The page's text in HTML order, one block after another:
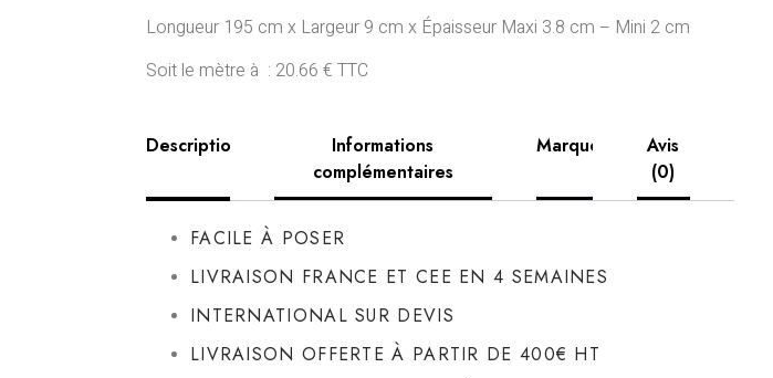
Longueur 195 cm x Largeur 9 cm x Épaisseur Maxi 3.8 cm – Mini 2 cm
Soit le mètre à : 20.66 € TTC
Description
Informations
complémentaires
Marque
Avis
(0)
FACILE À POSER
LIVRAISON FRANCE ET CEE EN 4 SEMAINES
INTERNATIONAL SUR DEVIS
LIVRAISON OFFERTE À PARTIR DE 400€ HT